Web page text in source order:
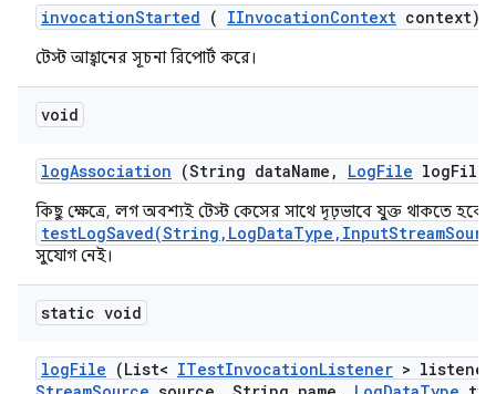
invocationStarted ( IInvocationContext context)
টেস্ট আহ্বানের সূচনা রিপোর্ট করে।
void
logAssociation (String dataName , LogFile logFile)
কিছু ক্ষেত্রে, লগ অবশ্যই টেস্ট কেসের সাথে দৃঢ়ভাবে যুক্ত থাকতে হবে,
সুযোগ নেই।
static void
logFile (List< ITestInvocationListener >